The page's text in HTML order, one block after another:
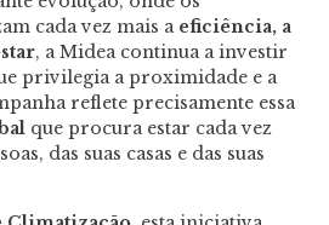
cada vez mais a eficiência, a
, a Midea continua a investir
privilegia a proximidade e a
reflete precisamente essa
que procura estar cada vez
das suas casas e das suas